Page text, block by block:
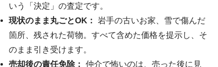
いう「決定」の査定です。
現状のまま丸ごとOK： 岩手の古いお家、雪で傷んだ
箇所、残された荷物。すべて含めた価格を提示し、そ
のまま引き受けます。
売却後の責任免除： 仲介で怖いのは、売った後に見